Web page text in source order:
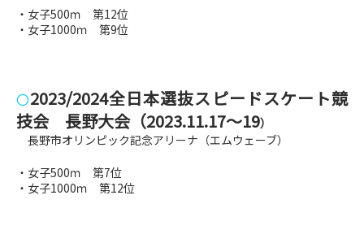
・女子500ｍ 第12位
・女子1000ｍ 第9位
〇2023/2024全日本選抜スピードスケート競
技会 長野大会（2023.11.17～19）
長野市オリンピック記念アリーナ（エムウェーブ）
・女子500ｍ 第7位
・女子1000ｍ 第12位